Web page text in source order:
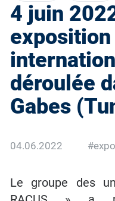
4 juin
déroulée
Gabes
04.06.2022
Le groupe des